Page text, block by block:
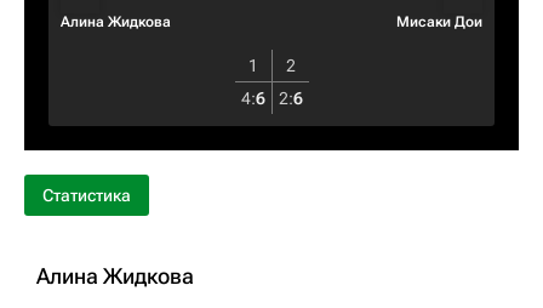
Алина Жидкова Мисаки Дои
1
2
4:6 2:6
Статистика
Алина Жидкова